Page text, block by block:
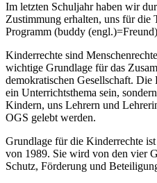
Im letzten Schuljahr haben wir
Zustimmung erhalten, uns für die
Programm (buddy
Kinderrechte sind
wichtige Grundlage für das
demokratischen Gesellschaft.
ein Unterrichtsthema sein,
Kindern, uns Lehrern und
OGS gelebt werden.
Grundlage für die Kinderrechte
von 1989. Sie wird von den vier
Schutz, Förderung und